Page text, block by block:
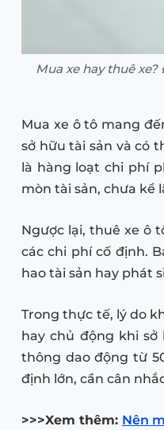
Mua xe hay thuê
Mua xe ô tô mang
sở hữu tài sản và có
là hàng loạt chi phí
mòn tài sản, chưa kể
Ngược lại, thuê xe ô
các chi phí cố định.
hao tài sản hay phát
Trong thực tế, lý do
hay chủ động khi
thông dao động từ
định lớn, cần cân
>>>Xem thêm: Nên